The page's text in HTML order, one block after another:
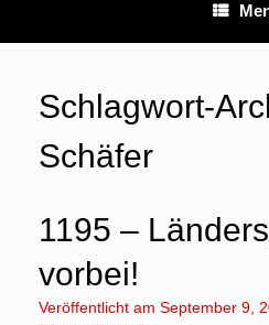
Schlagwort-
Schäfer
1195 –
vorbei!
Veröffentlicht am September 9,